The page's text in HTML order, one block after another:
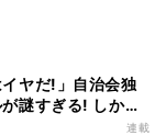
イヤだ!」自治会独
謎すぎる! しかも
は…
連載